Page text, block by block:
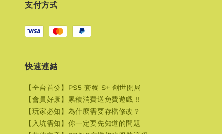
支付方式
快速連結
【全台首發】PS5 套餐 S+ 創世開局
【會員好康】累積消費送免費遊戲 !!
【玩家必知】為什麼需要存檔修改？
【入坑需知】你一定要先知道的問題